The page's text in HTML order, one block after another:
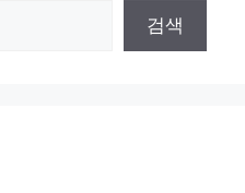
검색